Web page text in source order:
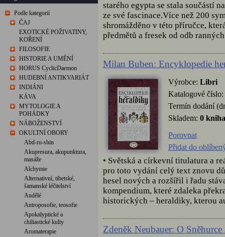
Podle kategorií
ČAJ
EXOTICKÉ POŽIVATINY,
KOŘENÍ
FILOSOFIE
HISTORIE A UMĚNÍ
HORUS CyclicDaemon
HUDEBNÍ ANTIKVARIÁT
INDIÁNI
KÁVA
MYTOLOGIE A
POHÁDKY
NÁBOŽENSTVÍ
OKULTNÍ OBORY
Abd-ru-shin
Akupresura, akupunktura,
masáže
Alchymie
Alternativní, tibetské,
šamanské léčitelství
Andělé
Antroposofie, teosofie
Apokalyptické a
chiliastické kulty
Aromaterapie
starého egypta se stala součástí
ze své fascinace.Více než 200
shromážděno v této příručce,
předmětů a fresek od odb
Milan Buben: Encyklopedie
Výrobce: Libri
Katalogové číslo:
Termín dodání
Skladem: 0 kniha
Porovnat
Přidat do
• Světská a církevní titulatura a
pro toto vydání celý text znovu
hesel nových a rozšířil i řadu
kompendium, které zdaleka
historických – heraldiky, kterou
Zdeněk Neubauer: O